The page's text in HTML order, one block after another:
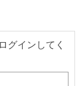
グインしてく